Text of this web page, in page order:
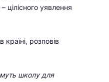
цілісного уявлення
розповів
школу для